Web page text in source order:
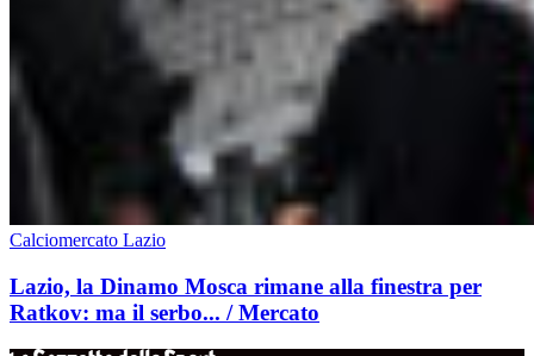
Calciomercato Lazio
Lazio, la Dinamo Mosca rimane alla finestra per
Ratkov: ma il serbo... / Mercato